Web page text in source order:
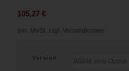
105,27 €
inkl. MwSt. zzgl. Versandkosten
Version